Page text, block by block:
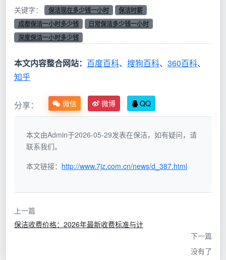
65元两个报价放在一起，以为贵的那家“太贵了”，却不
知道这两种报价对应着完全不同的服务内容。
务
类
围
市场）
100㎡参
常
保
洁
30-50
元/人/
时；总价
元
物品归整；适用于每
生
深
度
保
小时
元（单
增加死角清理、重油污
适用于换季大扫除、搬
关键字： 保洁现在多少钱一小时
保洁时薪
成都保洁一小时多少钱
日常保洁多少钱一小时
深度保洁一小时多少钱
本文内容整合网站： 百度百科、 搜狗百科、 360百科、
知乎
分享： 微信 微博 QQ
本文由Admin于2026-05-29发表在保洁，如有疑问，请
联系我们。
本文链接： http://www.7jz.com.cn/news/d_387.html
上一篇
保洁收费价格：2026年最新收费标准与计
下一篇
没有了